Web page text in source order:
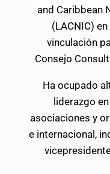
and Caribbean
(LACNIC)
vinculación
Consejo
Ha ocupado
liderazgo
asociaciones y
e internacional,